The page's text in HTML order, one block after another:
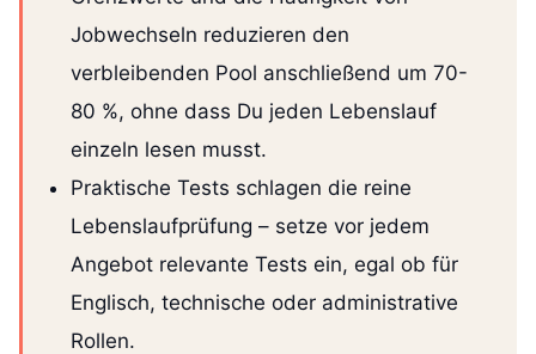
Jobwechseln reduzieren den
verbleibenden Pool anschließend um 70-
80 %, ohne dass Du jeden Lebenslauf
einzeln lesen musst.
Praktische Tests schlagen die reine
Lebenslaufprüfung – setze vor jedem
Angebot relevante Tests ein, egal ob für
Englisch, technische oder administrative
Rollen.